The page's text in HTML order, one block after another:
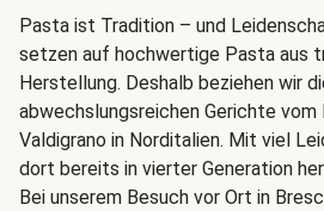
Pasta ist Tradition – und
setzen auf hochwertige Pasta aus
Herstellung. Deshalb beziehen wir
abwechslungsreichen Gerichte vom
Valdigrano in Norditalien. Mit viel
dort bereits in vierter Generation
Bei unserem Besuch vor Ort in